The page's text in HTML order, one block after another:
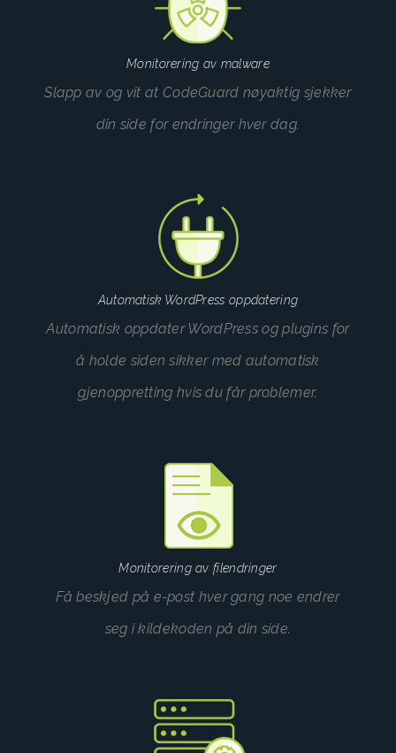
Monitorering av malware
Slapp av og vit at CodeGuard nøyaktig sjekker
din side for endringer hver dag.
Automatisk WordPress oppdatering
Automatisk oppdater WordPress og plugins for
å holde siden sikker med automatisk
gjenoppretting hvis du får problemer.
Monitorering av filendringer
Få beskjed på e-post hver gang noe endrer
seg i kildekoden på din side.